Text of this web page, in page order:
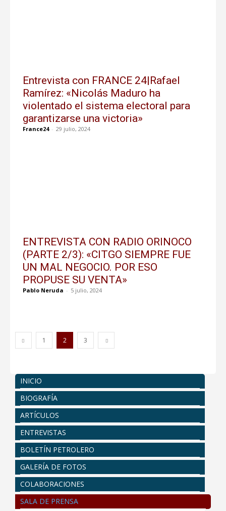
Entrevista con FRANCE 24|Rafael
Ramírez: «Nicolás Maduro ha
violentado el sistema electoral para
garantizarse una victoria»
France24 - 29 julio, 2024
ENTREVISTA CON RADIO ORINOCO
(PARTE 2/3): «CITGO SIEMPRE FUE
UN MAL NEGOCIO. POR ESO
PROPUSE SU VENTA»
Pablo Neruda - 5 julio, 2024
1 2 3
INICIO
BIOGRAFÍA
ARTÍCULOS
ENTREVISTAS
BOLETÍN PETROLERO
GALERÍA DE FOTOS
COLABORACIONES
SALA DE PRENSA